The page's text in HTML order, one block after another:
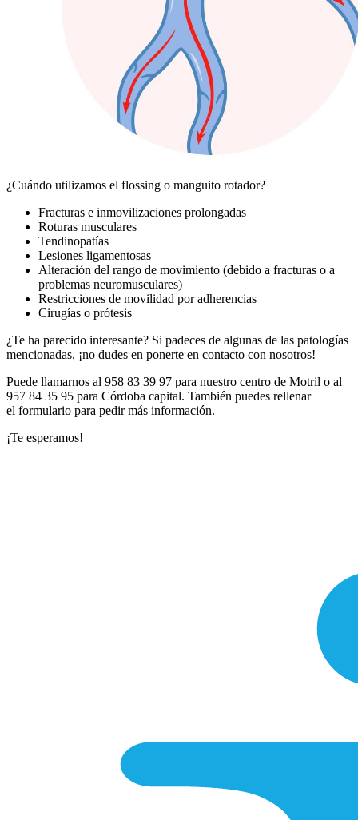
disease diagnostic and treatment. Venous insufficiency medical.
¿Cuándo utilizamos el flossing o manguito rotador?
Fracturas e inmovilizaciones prolongadas
Roturas musculares
Tendinopatías
Lesiones ligamentosas
Alteración del rango de movimiento (debido a fracturas o a
problemas neuromusculares)
Restricciones de movilidad por adherencias
Cirugías o prótesis
¿Te ha parecido interesante? Si padeces de algunas de las patologías
mencionadas, ¡no dudes en ponerte en contacto con nosotros!
Puede llamarnos al 958 83 39 97 para nuestro centro de Motril o al
957 84 35 95 para Córdoba capital. También puedes rellenar
el formulario para pedir más información.
¡Te esperamos!